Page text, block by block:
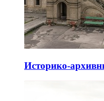
Историко-